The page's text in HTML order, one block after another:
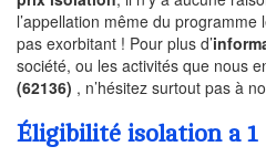
l’appellation même du programme
pas exorbitant ! Pour plus d’
société, ou les activités que nous
(62136) , n’hésitez surtout pas à
Éligibilité isolation a 1